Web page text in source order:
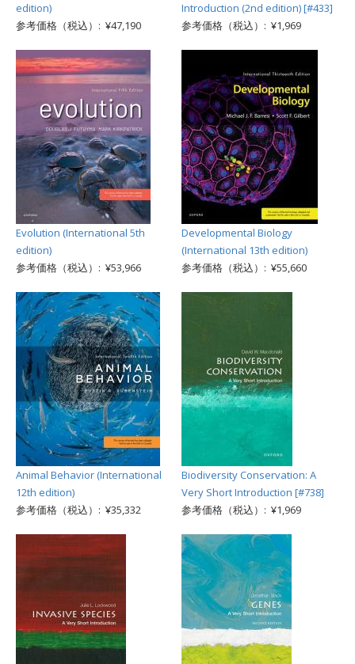
edition)
参考価格（税込）: ¥47,190
Introduction (2nd edition) [#433]
参考価格（税込）: ¥1,969
Evolution (International 5th
edition)
参考価格（税込）: ¥53,966
Developmental Biology
(International 13th edition)
参考価格（税込）: ¥55,660
Animal Behavior (International
12th edition)
参考価格（税込）: ¥35,332
Biodiversity Conservation: A
Very Short Introduction [#738]
参考価格（税込）: ¥1,969